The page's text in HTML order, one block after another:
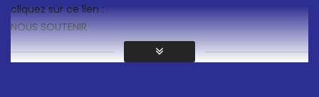
cliquez sur ce lien :
NOUS SOUTENIR